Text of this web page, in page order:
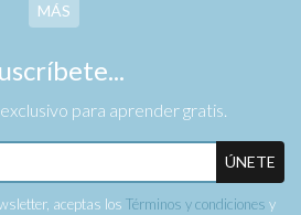
MÁS
para aprender gratis.
ÚNETE
aceptas los Términos y condiciones y